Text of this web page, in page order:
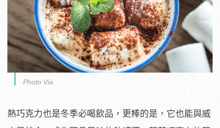
Photo Via
熱巧克力也是冬季必喝飲品，更棒的是，它也能與威